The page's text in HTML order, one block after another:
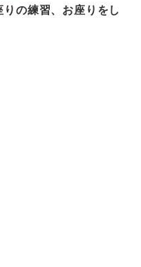
の練習、お座りをし